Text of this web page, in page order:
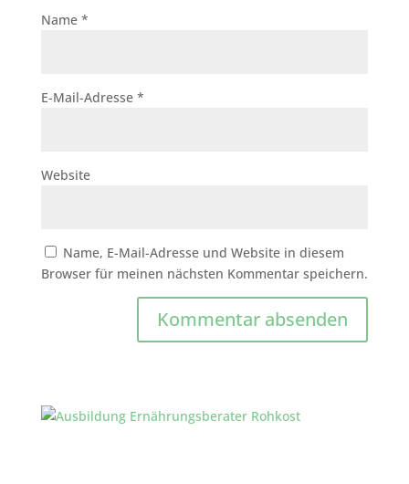
Name *
E-Mail-Adresse *
Website
Name, E-Mail-Adresse und Website in diesem
Browser für meinen nächsten Kommentar speichern.